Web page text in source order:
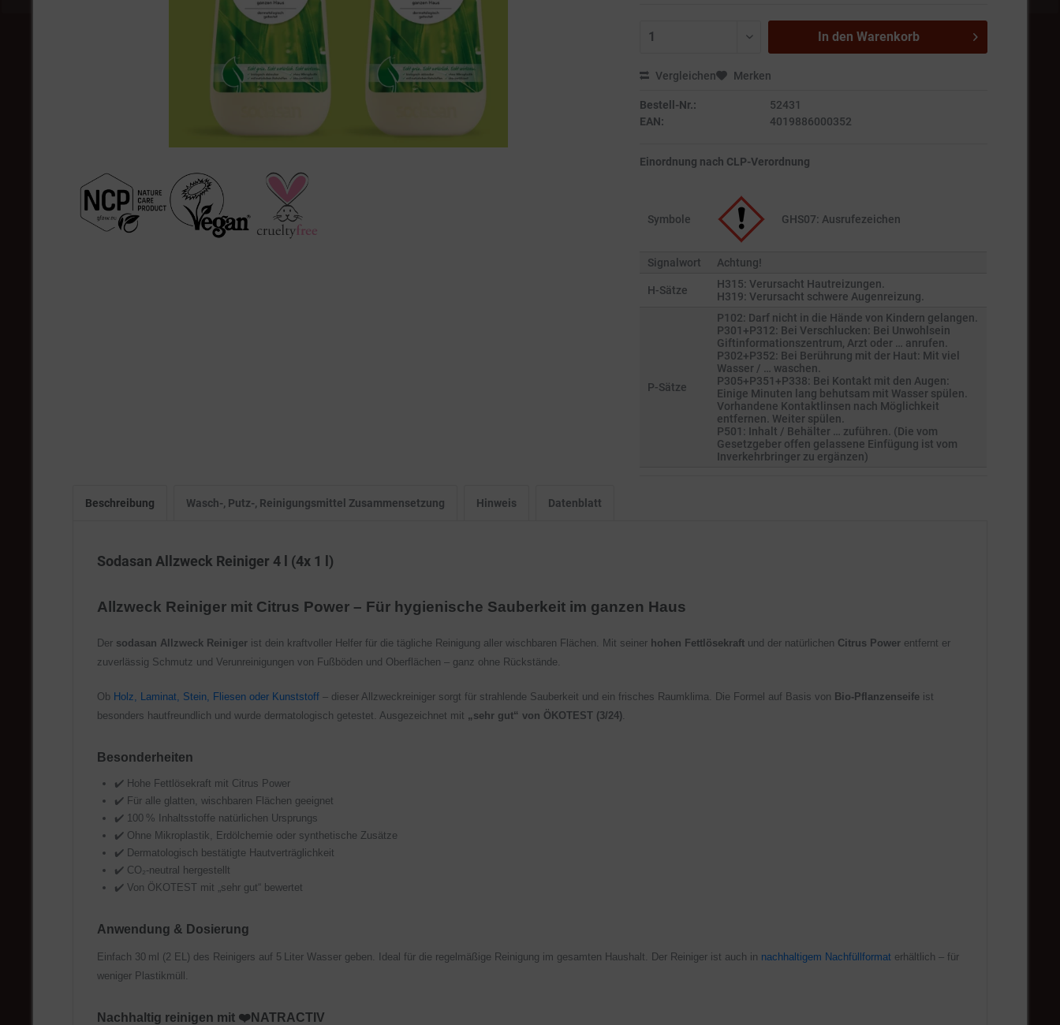
In den Warenkorb
Vergleichen Merken
Bestell-Nr.:
52431
EAN:
4019886000352
Einordnung nach CLP-Verordnung
Symbole GHS07: Ausrufezeichen
Signalwort Achtung!
H-Sätze
H315: Verursacht Hautreizungen.
H319: Verursacht schwere Augenreizung.
P-Sätze
P102: Darf nicht in die Hände von Kindern gelangen.
P301+P312: Bei Verschlucken: Bei Unwohlsein
Giftinformationszentrum, Arzt oder … anrufen.
P302+P352: Bei Berührung mit der Haut: Mit viel
Wasser / … waschen.
P305+P351+P338: Bei Kontakt mit den Augen:
Einige Minuten lang behutsam mit Wasser spülen.
Vorhandene Kontaktlinsen nach Möglichkeit
entfernen. Weiter spülen.
P501: Inhalt / Behälter … zuführen. (Die vom
Gesetzgeber offen gelassene Einfügung ist vom
Inverkehrbringer zu ergänzen)
Beschreibung Wasch-, Putz-, Reinigungsmittel Zusammensetzung Hinweis Datenblatt
Sodasan Allzweck Reiniger 4 l (4x 1 l)
Allzweck Reiniger mit Citrus Power – Für hygienische Sauberkeit im ganzen Haus
Der sodasan Allzweck Reiniger ist dein kraftvoller Helfer für die tägliche Reinigung aller wischbaren Flächen. Mit seiner hohen Fettlösekraft und der natürlichen Citrus Power entfernt er
zuverlässig Schmutz und Verunreinigungen von Fußböden und Oberflächen – ganz ohne Rückstände.
Ob Holz, Laminat, Stein, Fliesen oder Kunststoff – dieser Allzweckreiniger sorgt für strahlende Sauberkeit und ein frisches Raumklima. Die Formel auf Basis von Bio-Pflanzenseife ist
besonders hautfreundlich und wurde dermatologisch getestet. Ausgezeichnet mit „sehr gut“ von ÖKOTEST (3/24).
Besonderheiten
✔️ Hohe Fettlösekraft mit Citrus Power
✔️ Für alle glatten, wischbaren Flächen geeignet
✔️ 100 % Inhaltsstoffe natürlichen Ursprungs
✔️ Ohne Mikroplastik, Erdölchemie oder synthetische Zusätze
✔️ Dermatologisch bestätigte Hautverträglichkeit
✔️ CO₂-neutral hergestellt
✔️ Von ÖKOTEST mit „sehr gut“ bewertet
Anwendung & Dosierung
Einfach 30 ml (2 EL) des Reinigers auf 5 Liter Wasser geben. Ideal für die regelmäßige Reinigung im gesamten Haushalt. Der Reiniger ist auch in nachhaltigem Nachfüllformat erhältlich – für
weniger Plastikmüll.
Nachhaltig reinigen mit ❤️NATRACTIV